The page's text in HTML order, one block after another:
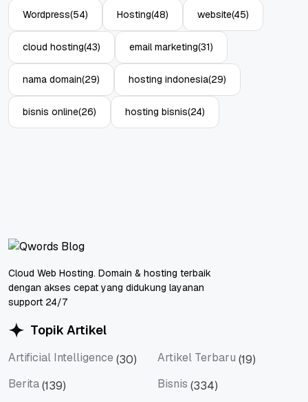
Wordpress(54) Hosting(48) website(45)
cloud hosting(43) email marketing(31)
nama domain(29) hosting indonesia(29)
bisnis online(26) hosting bisnis(24)
Cloud Web Hosting. Domain & hosting terbaik
dengan akses cepat yang didukung layanan
support 24/7
Topik Artikel
Artificial Intelligence (30) Artikel Terbaru (19)
Berita(139) Bisnis (334)